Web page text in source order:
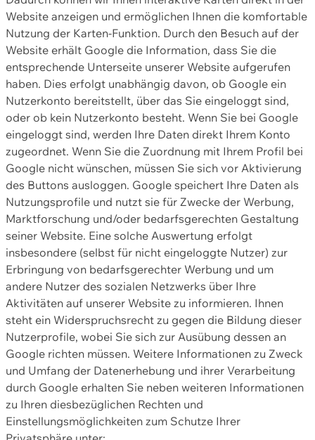
Website anzeigen und ermöglichen Ihnen die komfortable
Nutzung der Karten-Funktion. Durch den Besuch auf der
Website erhält Google die Information, dass Sie die
entsprechende Unterseite unserer Website aufgerufen
haben. Dies erfolgt unabhängig davon, ob Google ein
Nutzerkonto bereitstellt, über das Sie eingeloggt sind,
oder ob kein Nutzerkonto besteht. Wenn Sie bei Google
eingeloggt sind, werden Ihre Daten direkt Ihrem Konto
zugeordnet. Wenn Sie die Zuordnung mit Ihrem Profil bei
Google nicht wünschen, müssen Sie sich vor Aktivierung
des Buttons ausloggen. Google speichert Ihre Daten als
Nutzungsprofile und nutzt sie für Zwecke der Werbung,
Marktforschung und/oder bedarfsgerechten Gestaltung
seiner Website. Eine solche Auswertung erfolgt
insbesondere (selbst für nicht eingeloggte Nutzer) zur
Erbringung von bedarfsgerechter Werbung und um
andere Nutzer des sozialen Netzwerks über Ihre
Aktivitäten auf unserer Website zu informieren. Ihnen
steht ein Widerspruchsrecht zu gegen die Bildung dieser
Nutzerprofile, wobei Sie sich zur Ausübung dessen an
Google richten müssen. Weitere Informationen zu Zweck
und Umfang der Datenerhebung und ihrer Verarbeitung
durch Google erhalten Sie neben weiteren Informationen
zu Ihren diesbezüglichen Rechten und
Einstellungsmöglichkeiten zum Schutze Ihrer